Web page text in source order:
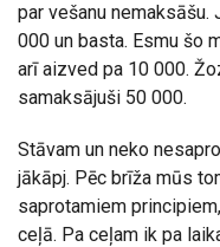
par vešanu
000 un basta. Esmu šo
arī aizved pa 10 000.
samaksājuši 50 000.
Stāvam un neko
jākāpj. Pēc brīža mūs
saprotamiem
ceļā. Pa ceļam ik pa